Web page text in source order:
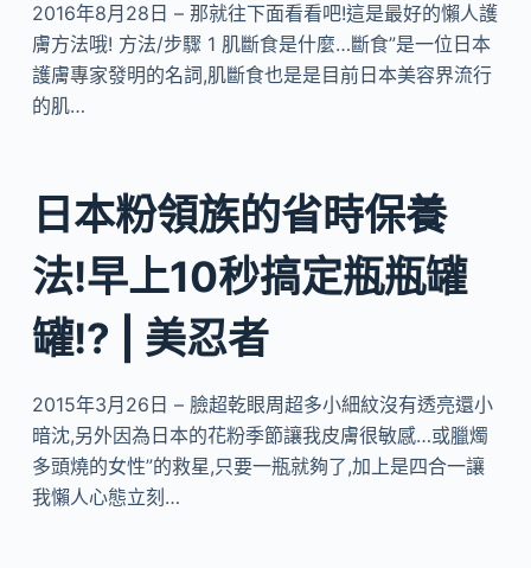
2016年8月28日 – 那就往下面看看吧!這是最好的懶人護
膚方法哦! 方法/步驟 1 肌斷食是什麼…斷食”是一位日本
護膚專家發明的名詞,肌斷食也是是目前日本美容界流行
的肌…
日本粉領族的省時保養
法!早上10秒搞定瓶瓶罐
罐!? | 美忍者
2015年3月26日 – 臉超乾眼周超多小細紋沒有透亮還小
暗沈,另外因為日本的花粉季節讓我皮膚很敏感…或臘燭
多頭燒的女性”的救星,只要一瓶就夠了,加上是四合一讓
我懶人心態立刻…